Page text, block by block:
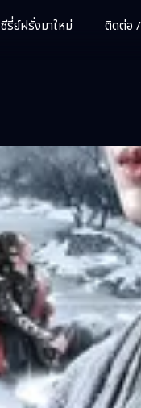
ซีรี่ย์ฝรั่งมาใหม่ ติดต่อ